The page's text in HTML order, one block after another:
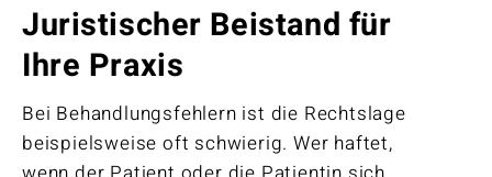
Juristischer Beistand für
Ihre Praxis
Bei Behandlungsfehlern ist die Rechtslage
beispielsweise oft schwierig. Wer haftet,